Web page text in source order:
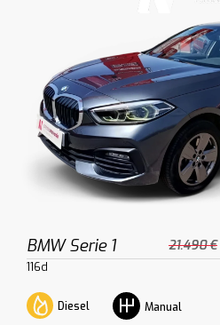
BMW Serie 1 21.490 €
116d
Diesel Manual